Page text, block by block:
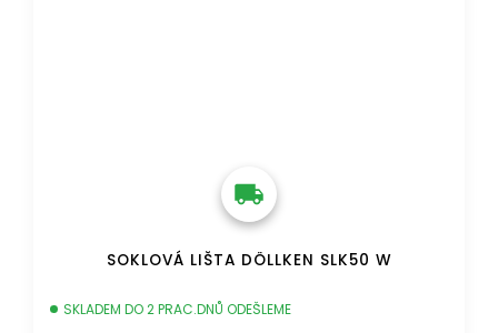
SOKLOVÁ LIŠTA DÖLLKEN SLK50 W
SKLADEM DO 2 PRAC.DNŮ ODEŠLEME